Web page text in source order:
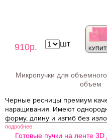
910р. шт
Микропучки для
объем
Черные ресницы премиум
наращивания. Имеют
форму, длину и изгиб без
подробнее
Готовые пучки на ленте